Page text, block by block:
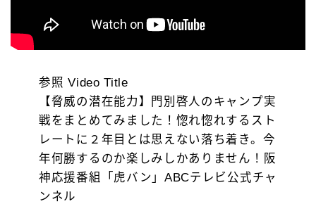
参照 Video Title
【脅威の潜在能力】門別啓人のキャンプ実
戦をまとめてみました！惚れ惚れするスト
レートに２年目とは思えない落ち着き。今
年何勝するのか楽しみしかありません！阪
神応援番組「虎バン」ABCテレビ公式チャ
ンネル